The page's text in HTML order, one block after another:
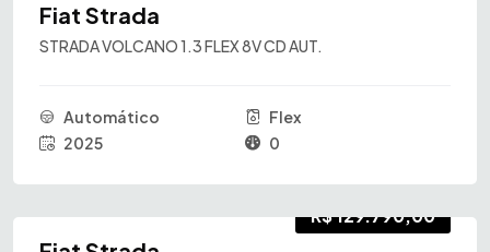
Fiat Strada
STRADA VOLCANO 1.3 FLEX 8V CD AUT.
Automático
Flex
2025
0
R$ 129.790,00